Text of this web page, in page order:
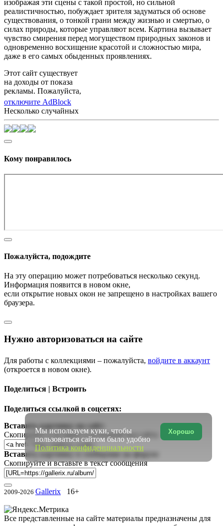
изображая эти сцены с такой простой, но сильной
реалистичностью, побуждает зрителя задуматься об основе
существования, о тонкой грани между жизнью и смертью, о
силах природы, которые управляют всем. Картина вызывает
чувство смирения перед могуществом природных законов и
одновременно восхищение красотой и сложностью мира,
даже в его самых обыденных проявлениях.
Этот сайт существует
на доходы от показа
рекламы. Пожалуйста,
отключите AdBlock
Несколько случайных
Кому понравилось
Пожалуйста, подождите
На эту операцию может потребоваться несколько секунд.
Информация появится в новом окне,
если открытие новых окон не запрещено в настройках вашего
браузера.
Нужно авторизоваться на сайте
Для работы с коллекциями – пожалуйста, войдите в аккаунт
(откроется в новом окне).
Поделиться | Встроить
Поделиться ссылкой в соцсетях:
Вставить картинку на сайт:
Скопируйте и вставьте в исходный код сайта
Вставить картинку в сообщение на форум:
Скопируйте и вставьте в текст сообщения
2009-2026 Gallerix 16+
Все представленные на сайте материалы предназначены для
Хорошо
Мы используем куки, чтобы
пользоваться сайтом было удобно
Политика конфиденциальности